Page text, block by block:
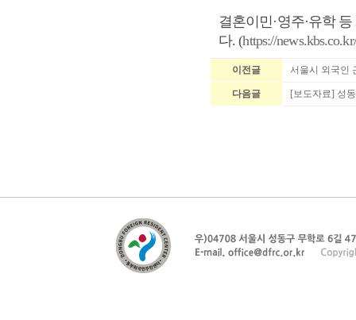
결혼이민·영주·유학
다.(https://
이전글 서울시 외국인
다음글 [보도자료] 성